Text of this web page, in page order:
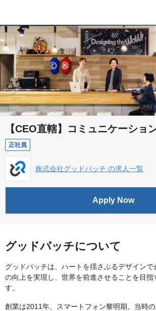
【CEO直轄】コミュニケーショ
正社員
株式会社グッドパッチ の求人一覧
Apply Now
グッドパッチについて
グッドパッチは、ハートを揺さぶるデザイン
の向上を実現し、世界を前進させることを目指
す。
創業は2011年、スマートフォン黎明期。当時